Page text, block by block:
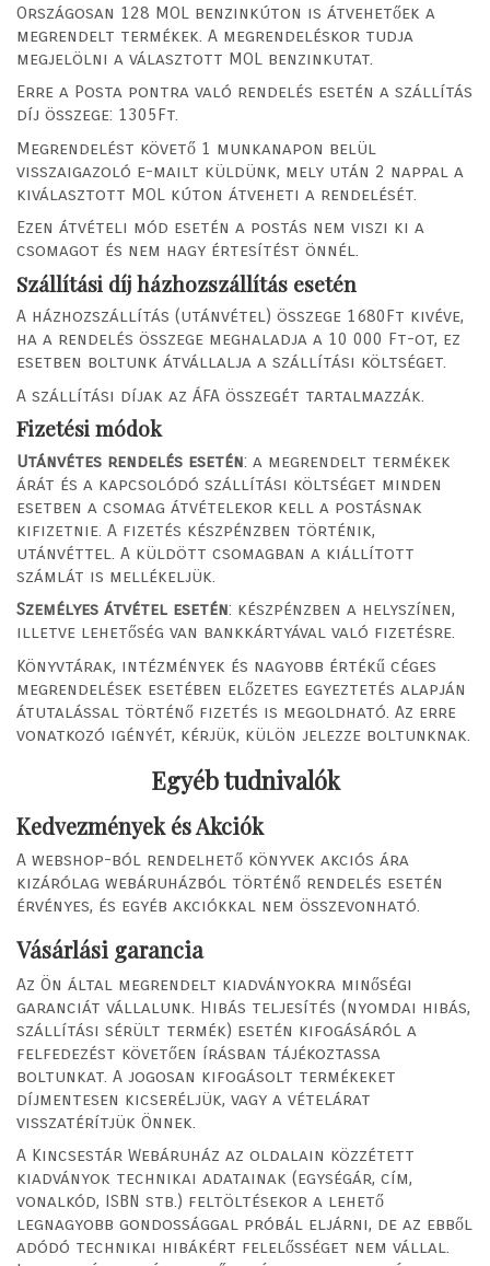
Országosan 128 MOL benzinkúton is átvehetőek a
megrendelt termékek. A megrendeléskor tudja
megjelölni a választott MOL benzinkutat.
Erre a Posta pontra való rendelés esetén a szállítás
díj összege: 1305Ft.
Megrendelést követő 1 munkanapon belül
visszaigazoló e-mailt küldünk, mely után 2 nappal a
kiválasztott MOL kúton átveheti a rendelését.
Ezen átvételi mód esetén a postás nem viszi ki a
csomagot és nem hagy értesítést önnél.
Szállítási díj házhozszállítás esetén
A házhozszállítás (utánvétel) összege 1680Ft kivéve,
ha a rendelés összege meghaladja a 10 000 Ft-ot, ez
esetben boltunk átvállalja a szállítási költséget.
A szállítási díjak az ÁFA összegét tartalmazzák.
Fizetési módok
Utánvétes rendelés esetén: a megrendelt termékek
árát és a kapcsolódó szállítási költséget minden
esetben a csomag átvételekor kell a postásnak
kifizetnie. A fizetés készpénzben történik,
utánvéttel. A küldött csomagban a kiállított
számlát is mellékeljük.
Személyes átvétel esetén: készpénzben a helyszínen,
illetve lehetőség van bankkártyával való fizetésre.
Könyvtárak, intézmények és nagyobb értékű céges
megrendelések esetében előzetes egyeztetés alapján
átutalással történő fizetés is megoldható. Az erre
vonatkozó igényét, kérjük, külön jelezze boltunknak.
Egyéb tudnivalók
Kedvezmények és Akciók
A webshop-ból rendelhető könyvek akciós ára
kizárólag webáruházból történő rendelés esetén
érvényes, és egyéb akciókkal nem összevonható.
Vásárlási garancia
Az Ön által megrendelt kiadványokra minőségi
garanciát vállalunk. Hibás teljesítés (nyomdai hibás,
szállítási sérült termék) esetén kifogásáról a
felfedezést követően írásban tájékoztassa
boltunkat. A jogosan kifogásolt termékeket
díjmentesen kicseréljük, vagy a vételárat
visszatérítjük Önnek.
A Kincsestár Webáruház az oldalain közzétett
kiadványok technikai adatainak (egységár, cím,
vonalkód, ISBN stb.) feltöltésekor a lehető
legnagyobb gondossággal próbál eljárni, de az ebből
adódó technikai hibákért felelősséget nem vállal.